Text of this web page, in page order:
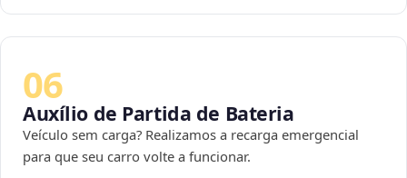
06
Auxílio de Partida de Bateria
Veículo sem carga? Realizamos a recarga emergencial
para que seu carro volte a funcionar.